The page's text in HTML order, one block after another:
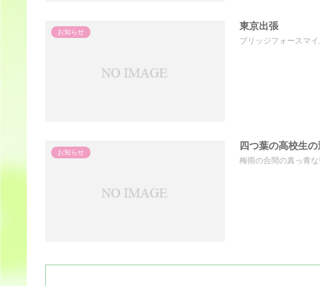
お知らせ
東京出張
ブリッジフォースマ
お知らせ
四つ葉の高校生
梅雨の合間の真っ青